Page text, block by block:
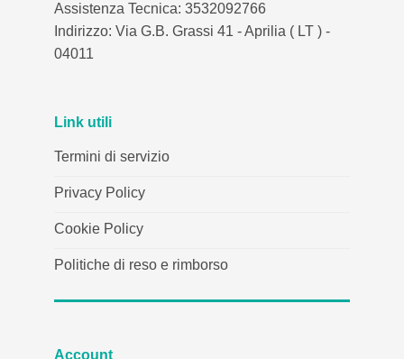
Assistenza Tecnica: 3532092766
Indirizzo: Via G.B. Grassi 41 - Aprilia ( LT ) -
04011
Link utili
Termini di servizio
Privacy Policy
Cookie Policy
Politiche di reso e rimborso
Account